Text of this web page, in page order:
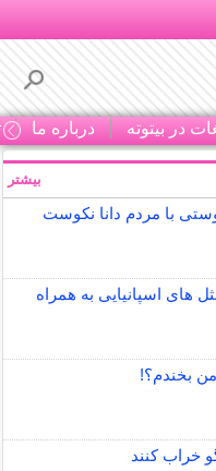
در بیتوته درباره ما
با مردم دانا نكوست
های اسپانیایی به همراه
بخندم؟!
خراب کنند
بیشتر